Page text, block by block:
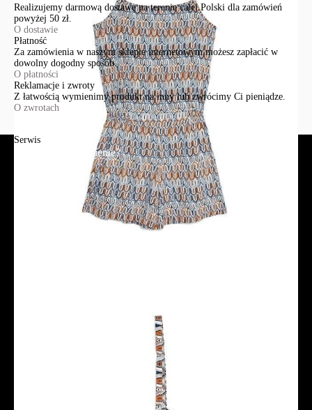
Realizujemy darmową dostawę na terenie całej Polski dla zamówień
powyżej 50 zł.
O dostawie
Płatność
Za zamówienia w naszym sklepie internetowym możesz zapłacić w
dowolny dogodny sposób.
O płatności
Reklamacje i zwroty
Z łatwością wymienimy produkt na inny lub zwrócimy Ci pieniądze.
O zwrotach
Serwis
Jak złożyć zamówienie?